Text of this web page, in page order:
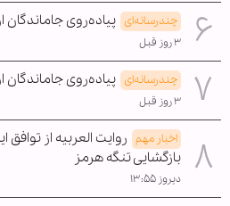
چندرسانه‌ای پیاده‌روی
۳ روز قبل
چندرسانه‌ای پیاده‌روی جاماندگان
۳ روز قبل
اخبار مهم روایت العربیه از
بازگشایی تنگه هرمز
دیروز ۱۳:۵۵